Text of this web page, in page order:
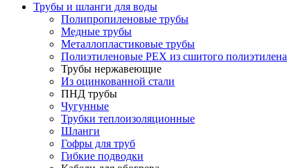
Трубы и шланги для воды
Полипропиленовые трубы
Медные трубы
Металлопластиковые трубы
Полиэтиленовые PEX из сшитого полиэтилена
Трубы нержавеющие
Из оцинкованной стали
ПНД трубы
Чугунные
Трубки теплоизоляционные
Шланги
Гофры для труб
Гибкие подводки